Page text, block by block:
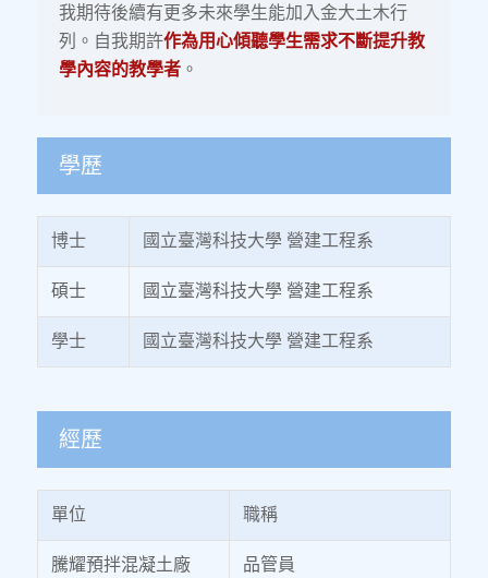
我期待後續有更多未來學生能加入金大土木行
列。自我期許作為用心傾聽學生需求不斷提升教
學內容的教學者。
學歷
博士 國立臺灣科技大學 營建工程系
碩士 國立臺灣科技大學 營建工程系
學士 國立臺灣科技大學 營建工程系
經歷
單位 職稱
騰耀預拌混凝土廠 品管員